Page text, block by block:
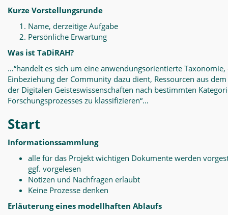
Kurze Vorstellungsrunde
Name, derzeitige Aufgabe
Persönliche Erwartung
Was ist TaDiRAH?
…“handelt es sich um eine anwendungsorientierte
Einbeziehung der Community dazu dient, Ressourcen aus
der Digitalen Geisteswissenschaften nach bestimmten
Forschungsprozesses zu klassifizieren“…
Start
Informationssammlung
alle für das Projekt wichtigen Dokumente werden
ggf. vorgelesen
Notizen und Nachfragen erlaubt
Keine Prozesse denken
Erläuterung eines modellhaften Ablaufs